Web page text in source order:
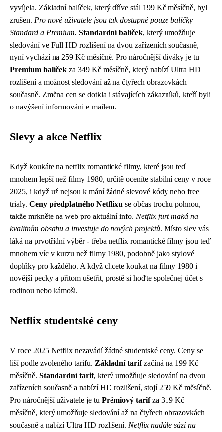
vyvíjela. Základní balíček, který dříve stál 199 Kč měsíčně, byl
zrušen. Pro nové uživatele jsou tak dostupné pouze balíčky
Standard a Premium. Standardní balíček, který umožňuje
sledování ve Full HD rozlišení na dvou zařízeních současně,
nyní vychází na 259 Kč měsíčně. Pro náročnější diváky je tu
Premium balíček za 349 Kč měsíčně, který nabízí Ultra HD
rozlišení a možnost sledování až na čtyřech obrazovkách
současně. Změna cen se dotkla i stávajících zákazníků, kteří byli
o navýšení informováni e-mailem.
Slevy a akce Netflix
Když koukáte na netflix romantické filmy, které jsou teď
mnohem lepší než filmy 1980, určitě oceníte stabilní ceny v roce
2025, i když už nejsou k mání žádné slevové kódy nebo free
trialy. Ceny předplatného Netflixu se občas trochu pohnou,
takže mrkněte na web pro aktuální info. Netflix furt maká na
kvalitním obsahu a investuje do nových projektů. Místo slev vás
láká na prvotřídní výběr - třeba netflix romantické filmy jsou teď
mnohem víc v kurzu než filmy 1980, podobně jako stylové
doplňky pro každého. A když chcete koukat na filmy 1980 i
novější pecky a přitom ušetřit, prostě si hoďte společnej účet s
rodinou nebo kámoši.
Netflix studentské ceny
V roce 2025 Netflix nezavádí žádné studentské ceny. Ceny se
liší podle zvoleného tarifu. Základní tarifzačíná na 199 Kč
měsíčně. Standardní tarif, který umožňuje sledování na dvou
zařízeních současně a nabízí HD rozlišení, stojí 259 Kč měsíčně.
Pro náročnější uživatele je tu Prémiový tarifza 319 Kč
měsíčně, který umožňuje sledování až na čtyřech obrazovkách
současně a nabízí Ultra HD rozlišení. Netflix nadále sází na